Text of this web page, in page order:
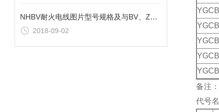
NHBV耐火电线图片型号规格及与BV、ZRBV区别？
2018-09-02
备注
代号